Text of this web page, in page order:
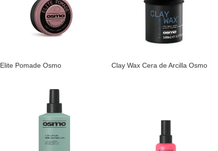
Elite Pomade Osmo Clay Wax Cera de Arcilla Osmo